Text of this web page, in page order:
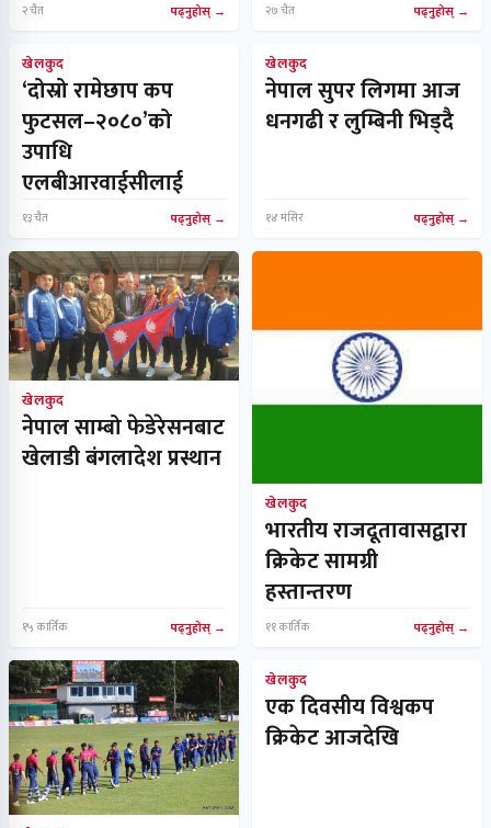
२ चैत पढ्नुहोस् २७ चैत पढ्नुहोस्
खेलकुद
‘दोस्रो रामेछाप कप
फुटसल–२०८०’को
उपाधि
एलबीआरवाईसीलाई
१३ चैत पढ्नुहोस्
खेलकुद
नेपाल सुपर लिगमा आज
धनगढी र लुम्बिनी भिड्दै
१४ मंसिर पढ्नुहोस्
खेलकुद
नेपाल साम्बो फेडेरेसनबाट
खेलाडी बंगलादेश प्रस्थान
१५ कार्तिक पढ्नुहोस्
खेलकुद
भारतीय राजदूतावासद्वारा
क्रिकेट सामग्री
हस्तान्तरण
११ कार्तिक पढ्नुहोस्
खेलकुद
एक दिवसीय विश्वकप
क्रिकेट आजदेखि